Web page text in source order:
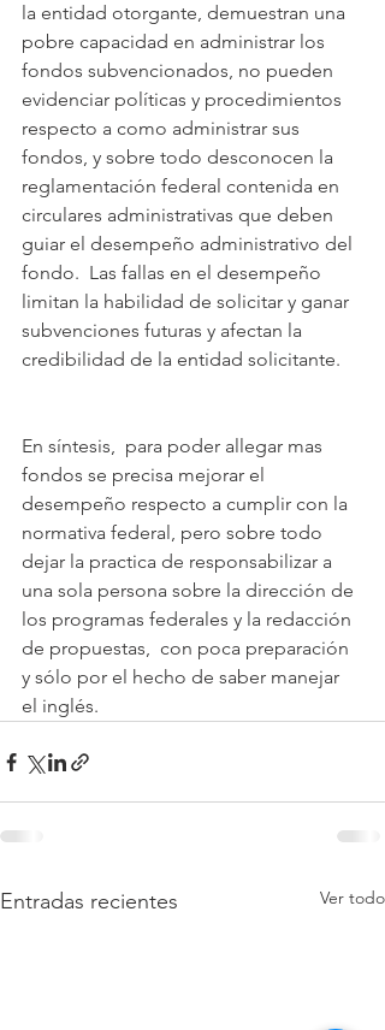
la entidad otorgante, demuestran una
pobre capacidad en administrar los
fondos subvencionados, no pueden
evidenciar políticas y procedimientos
respecto a como administrar sus
fondos, y sobre todo desconocen la
reglamentación federal contenida en
circulares administrativas que deben
guiar el desempeño administrativo del
fondo.  Las fallas en el desempeño
limitan la habilidad de solicitar y ganar
subvenciones futuras y afectan la
credibilidad de la entidad solicitante.
En síntesis,  para poder allegar mas
fondos se precisa mejorar el
desempeño respecto a cumplir con la
normativa federal, pero sobre todo
dejar la practica de responsabilizar a
una sola persona sobre la dirección de
los programas federales y la redacción
de propuestas,  con poca preparación
y sólo por el hecho de saber manejar
el inglés.
Entradas recientes Ver todo